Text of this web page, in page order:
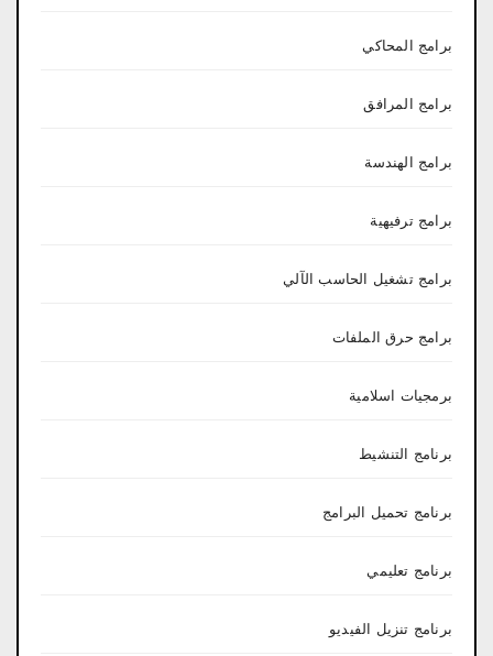
برامج المحاكي
برامج المرافق
برامج الهندسة
برامج ترفيهية
برامج تشغيل الحاسب الآلي
برامج حرق الملفات
برمجيات اسلامية
برنامج التنشيط
برنامج تحميل البرامج
برنامج تعليمي
برنامج تنزيل الفيديو